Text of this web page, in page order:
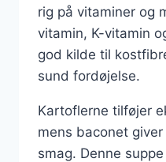
rig på vitaminer og
vitamin, K-vitamin
god kilde til
sund fordøjelse.
Kartoflerne tilføjer
mens baconet
smag. Denne